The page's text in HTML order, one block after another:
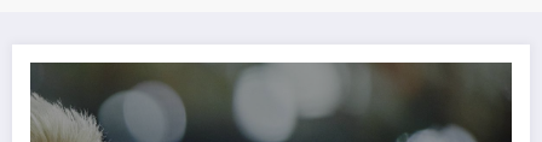
Anita Włodarczyk nie ma nadziei na nowy rekord świata w